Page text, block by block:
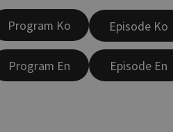
Program Ko
Program En
Episode Ko
Episode En